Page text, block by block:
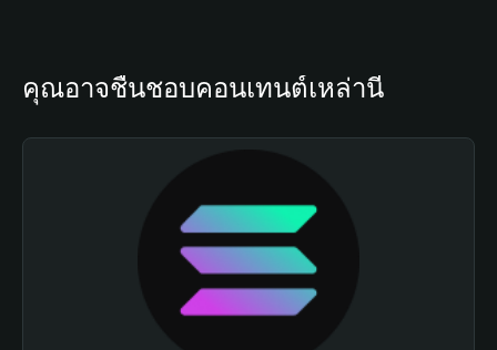
คุณอาจชื่นชอบคอนเทนต์เหล่านี้